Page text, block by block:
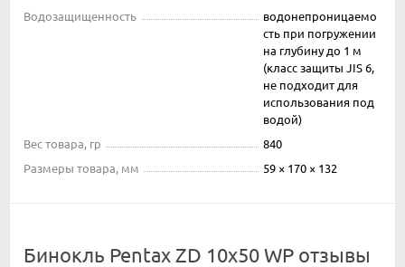
Водозащищенность
водонепроницаемо
сть при погружении
на глубину до 1 м
(класс защиты JIS 6,
не подходит для
использования под
водой)
Вес товара, гр
840
Размеры товара, мм
59 × 170 × 132
Бинокль Pentax ZD 10x50 WP отзывы